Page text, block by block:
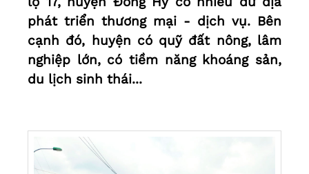
phát triển thương mại - dịch vụ. Bên
cạnh đó, huyện có quỹ đất nông, lâm
nghiệp lớn, có tiềm năng khoáng sản,
du lịch sinh thái...